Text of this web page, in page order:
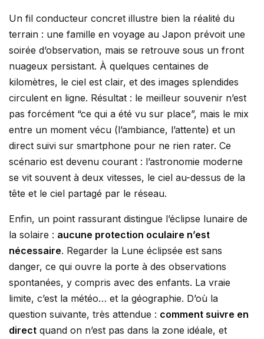
Un fil conducteur concret illustre bien la réalité du
terrain : une famille en voyage au Japon prévoit une
soirée d’observation, mais se retrouve sous un front
nuageux persistant. À quelques centaines de
kilomètres, le ciel est clair, et des images splendides
circulent en ligne. Résultat : le meilleur souvenir n’est
pas forcément “ce qui a été vu sur place”, mais le mix
entre un moment vécu (l’ambiance, l’attente) et un
direct suivi sur smartphone pour ne rien rater. Ce
scénario est devenu courant : l’astronomie moderne
se vit souvent à deux vitesses, le ciel au-dessus de la
tête et le ciel partagé par le réseau.
Enfin, un point rassurant distingue l’éclipse lunaire de
la solaire : aucune protection oculaire n’est
nécessaire. Regarder la Lune éclipsée est sans
danger, ce qui ouvre la porte à des observations
spontanées, y compris avec des enfants. La vraie
limite, c’est la météo… et la géographie. D’où la
question suivante, très attendue : comment suivre en
directquand on n’est pas dans la zone idéale, et